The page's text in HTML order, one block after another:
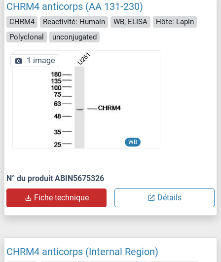
CHRM4 anticorps (AA 131-230)
CHRM4 Reactivité: Humain WB, ELISA
Hôte: Lapin
Polyclonal
unconjugated
WB
1 image
N° du produit ABIN5675326
Fiche technique Détails
CHRM4 anticorps (Internal Region)